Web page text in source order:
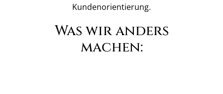
Kundenorientierung.
Was wir anders
machen: